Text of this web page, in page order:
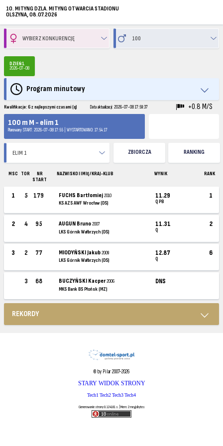
10. MITYNG DZLA. MITYNG OTWARCIA STADIONU
OLSZYNA, 08.07.2026
DZIEŃ 1
2026-07-08
Program minutowy
Kwalifikacje: 6 z najlepszymi czasami (q) Data aktualizacji: 2026-07-08 17:59:37
+0.8 M/S
100 m M - elim 1
Planowany START: 2026-07-08 17:55 | WYSTARTOWANO: 17:54:17
ZBIORCZA RANKING
MSC TOR
NR
START
NAZWISKO I IMIĘ / KRAJ-KLUB WYNIK RANK
1 5 179 FUCHS Bartłomiej2010
KS AZS AWF Wrocław (DS)
11.29
Q PB
1
2 4 95 AUGUN Bruno2007
LKS Górnik Wałbrzych (DS)
11.31
Q
2
3 2 77 MIODYŃSKI Jakub2009
LKS Górnik Wałbrzych (DS)
12.87
Q
6
3 68 BUCZYŃSKI Kacper2006
MKS Bank BS Płońsk (MZ)
DNS
REKORDY
© by Pilar 2007-2026
STARY WIDOK STRONY
Tech1 Tech2Tech3Tech4
Generowanie strony 0.124181 s. | Mem: 2 megabytes